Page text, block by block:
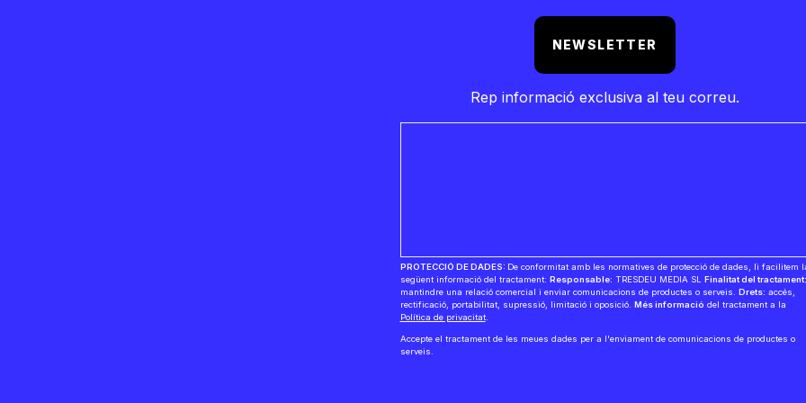
NEWSLETTER
Rep informació exclusiva al teu correu.
PROTECCIÓ DE DADES: De conformitat amb les normatives de protecció de dades, li facilitem
següent informació del tractament: Responsable: TRESDEU MEDIA SL Finalitat del tractament:
mantindre una relació comercial i enviar comunicacions de productes o serveis. Drets: accés,
rectificació, portabilitat, supressió, limitació i oposició. Més informació del tractament a la
Política de privacitat.
Accepte el tractament de les meues dades per a l'enviament de comunicacions de productes o
serveis.